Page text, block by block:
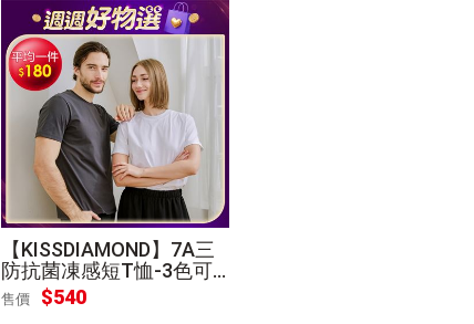
【KISSDIAMOND】7A三
防抗菌凍感短T恤-3色可
選 [3件超值組]
售價 $540